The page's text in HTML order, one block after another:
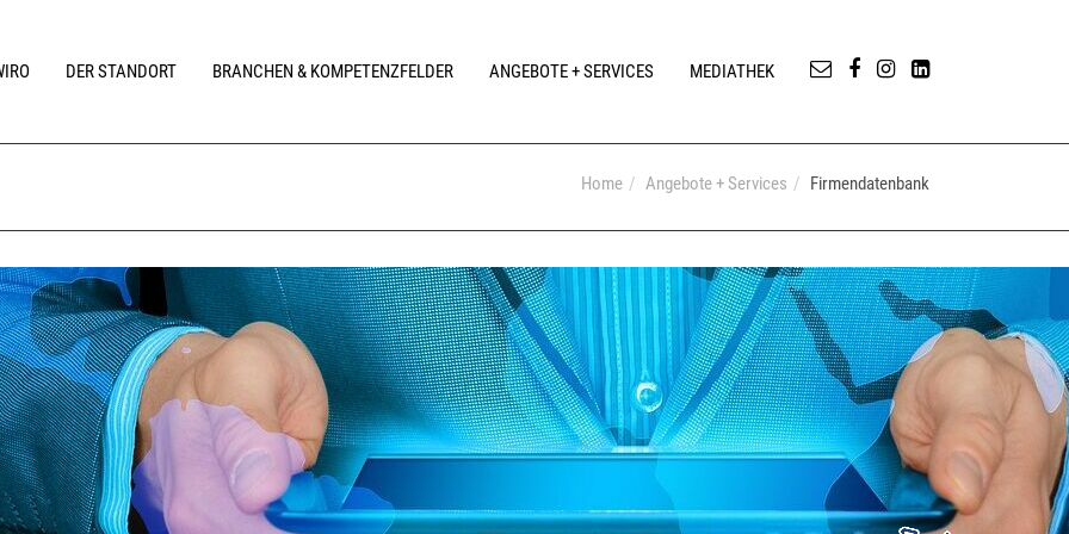
DER STANDORT BRANCHEN & KOMPETENZFELDER ANGEBOTE + SERVICES MEDIATHEK
Home Angebote + Services Firmendatenbank